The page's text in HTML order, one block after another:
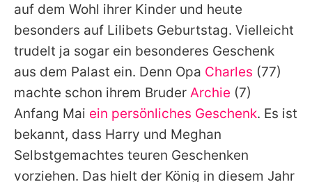
auf dem Wohl ihrer Kinder und heute
besonders auf Lilibets Geburtstag. Vielleicht
trudelt ja sogar ein besonderes Geschenk
aus dem Palast ein. Denn Opa Charles (77)
machte schon ihrem Bruder Archie (7)
Anfang Mai ein persönliches Geschenk. Es ist
bekannt, dass Harry und Meghan
Selbstgemachtes teuren Geschenken
vorziehen. Das hielt der König in diesem Jahr